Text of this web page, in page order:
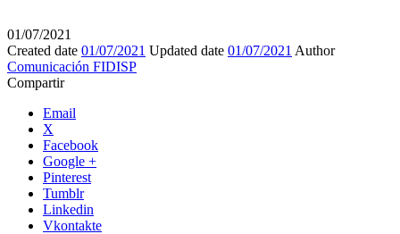
01/07/2021
Created date 01/07/2021 Updated date 01/07/2021 Author
Comunicación FIDISP
Compartir
Email
X
Facebook
Google +
Pinterest
Tumblr
Linkedin
Vkontakte